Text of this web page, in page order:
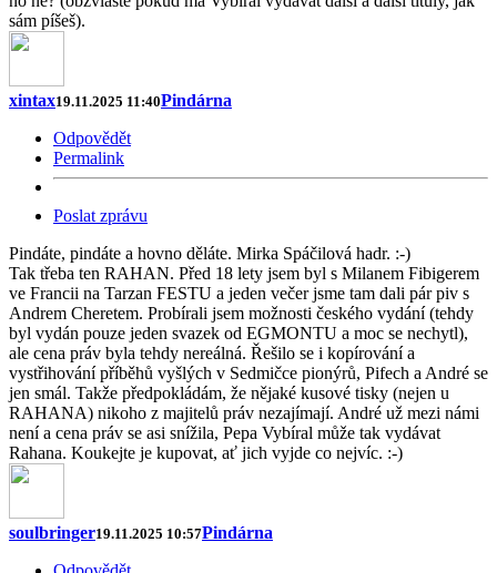
sám píšeš).
xintax19.11.2025 11:40Pindárna
Odpovědět
Permalink
Poslat zprávu
Pindáte, pindáte a hovno děláte. Mirka Spáčilová hadr. :-)
Tak třeba ten RAHAN. Před 18 lety jsem byl s Milanem Fibigerem
ve Francii na Tarzan FESTU a jeden večer jsme tam dali pár piv s
Andrem Cheretem. Probírali jsem možnosti českého vydání (tehdy
byl vydán pouze jeden svazek od EGMONTU a moc se nechytl),
ale cena práv byla tehdy nereálná. Řešilo se i kopírování a
vystřihování příběhů vyšlých v Sedmičce pionýrů, Pifech a André se
jen smál. Takže předpokládám, že nějaké kusové tisky (nejen u
RAHANA) nikoho z majitelů práv nezajímají. André už mezi námi
není a cena práv se asi snížila, Pepa Vybíral může tak vydávat
Rahana. Koukejte je kupovat, ať jich vyjde co nejvíc. :-)
soulbringer19.11.2025 10:57Pindárna